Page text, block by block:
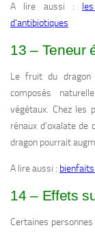
A lire aussi :
d’antibiotiques
13 – Teneur
Le fruit du dragon
composés
végétaux. Chez les
rénaux d’oxalate
dragon pourrait
A lire aussi :
14 – Effets
Certaines